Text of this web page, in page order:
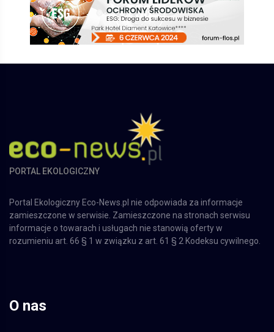
Portal Ekologiczny Eco-News.pl nie odpowiada za informacje
zamieszczone w serwisie. Zamieszczone na stronach serwisu
informacje o towarach i usługach nie stanowią oferty w
O nas
Reklama w Portalu